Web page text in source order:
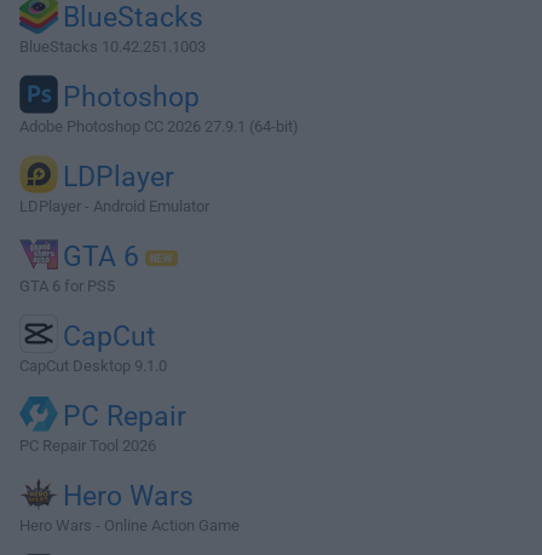
BlueStacks
BlueStacks 10.42.251.1003
Photoshop
Adobe Photoshop CC 2026 27.9.1 (64-bit)
LDPlayer
LDPlayer - Android Emulator
GTA 6
GTA 6 for PS5
CapCut
CapCut Desktop 9.1.0
PC Repair
PC Repair Tool 2026
Hero Wars
Hero Wars - Online Action Game